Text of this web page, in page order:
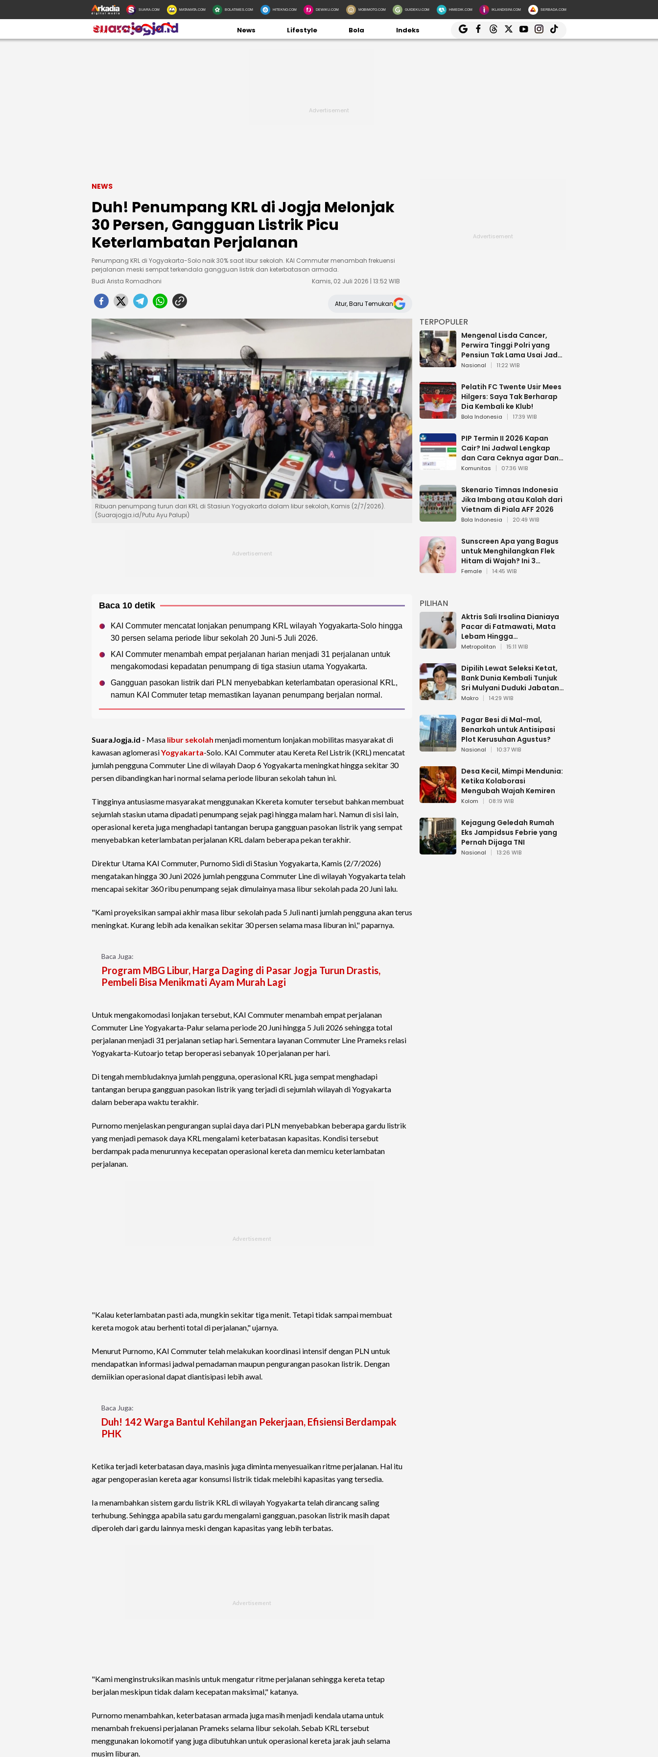
SUARA.COM MATAMATA.COM BOLATIMES.COM HITEKNO.COM DEWIKU.COM MOBIMOTO.COM GUIDEKU.COM HIMEDIK.COM IKLANDISINI.COM SERBADA.COM
News Lifestyle Bola Indeks
NEWS
Duh! Penumpang KRL di Jogja Melonjak
30 Persen, Gangguan Listrik Picu
Keterlambatan Perjalanan
Penumpang KRL di Yogyakarta-Solo naik 30% saat libur sekolah. KAI Commuter menambah frekuensi
perjalanan meski sempat terkendala gangguan listrik dan keterbatasan armada.
Budi Arista Romadhoni
Kamis, 02 Juli 2026 | 13:52 WIB
Atur, Baru Temukan
Ribuan penumpang turun dari KRL di Stasiun Yogyakarta dalam libur sekolah, Kamis (2/7/2026).
(Suarajogja.id/Putu Ayu Palupi)
Baca 10 detik
KAI Commuter mencatat lonjakan penumpang KRL wilayah Yogyakarta-Solo hingga
30 persen selama periode libur sekolah 20 Juni-5 Juli 2026.
KAI Commuter menambah empat perjalanan harian menjadi 31 perjalanan untuk
mengakomodasi kepadatan penumpang di tiga stasiun utama Yogyakarta.
Gangguan pasokan listrik dari PLN menyebabkan keterlambatan operasional KRL,
namun KAI Commuter tetap memastikan layanan penumpang berjalan normal.
SuaraJogja.id - Masa libur sekolah menjadi momentum lonjakan mobilitas masyarakat di
kawasan aglomerasiYogyakarta-Solo. KAI Commuter atau Kereta Rel Listrik (KRL) mencatat
jumlah pengguna Commuter Line di wilayah Daop 6 Yogyakarta meningkat hingga sekitar 30
persen dibandingkan hari normal selama periode liburan sekolah tahun ini.
Tingginya antusiasme masyarakat menggunakan Kkereta komuter tersebut bahkan membuat
sejumlah stasiun utama dipadati penumpang sejak pagi hingga malam hari. Namun di sisi lain,
operasional kereta juga menghadapi tantangan berupa gangguan pasokan listrik yang sempat
menyebabkan keterlambatan perjalanan KRL dalam beberapa pekan terakhir.
Direktur Utama KAI Commuter, Purnomo Sidi di Stasiun Yogyakarta, Kamis (2/7/2026)
mengatakan hingga 30 Juni 2026 jumlah pengguna Commuter Line di wilayah Yogyakarta telah
mencapai sekitar 360 ribu penumpang sejak dimulainya masa libur sekolah pada 20 Juni lalu.
"Kami proyeksikan sampai akhir masa libur sekolah pada 5 Juli nanti jumlah pengguna akan terus
meningkat. Kurang lebih ada kenaikan sekitar 30 persen selama masa liburan ini," paparnya.
Baca Juga:
Program MBG Libur, Harga Daging di Pasar Jogja Turun Drastis,
Pembeli Bisa Menikmati Ayam Murah Lagi
Untuk mengakomodasi lonjakan tersebut, KAI Commuter menambah empat perjalanan
Commuter Line Yogyakarta-Palur selama periode 20 Juni hingga 5 Juli 2026 sehingga total
perjalanan menjadi 31 perjalanan setiap hari. Sementara layanan Commuter Line Prameks relasi
Yogyakarta-Kutoarjo tetap beroperasi sebanyak 10 perjalanan per hari.
Di tengah membludaknya jumlah pengguna, operasional KRL juga sempat menghadapi
tantangan berupa gangguan pasokan listrik yang terjadi di sejumlah wilayah di Yogyakarta
dalam beberapa waktu terakhir.
Purnomo menjelaskan pengurangan suplai daya dari PLN menyebabkan beberapa gardu listrik
yang menjadi pemasok daya KRL mengalami keterbatasan kapasitas. Kondisi tersebut
berdampak pada menurunnya kecepatan operasional kereta dan memicu keterlambatan
perjalanan.
"Kalau keterlambatan pasti ada, mungkin sekitar tiga menit. Tetapi tidak sampai membuat
kereta mogok atau berhenti total di perjalanan," ujarnya.
Menurut Purnomo, KAI Commuter telah melakukan koordinasi intensif dengan PLN untuk
mendapatkan informasi jadwal pemadaman maupun pengurangan pasokan listrik. Dengan
demiikian operasional dapat diantisipasi lebih awal.
Baca Juga:
Duh! 142 Warga Bantul Kehilangan Pekerjaan, Efisiensi Berdampak
PHK
Ketika terjadi keterbatasan daya, masinis juga diminta menyesuaikan ritme perjalanan. Hal itu
agar pengoperasian kereta agar konsumsi listrik tidak melebihi kapasitas yang tersedia.
Ia menambahkan sistem gardu listrik KRL di wilayah Yogyakarta telah dirancang saling
terhubung. Sehingga apabila satu gardu mengalami gangguan, pasokan listrik masih dapat
diperoleh dari gardu lainnya meski dengan kapasitas yang lebih terbatas.
"Kami menginstruksikan masinis untuk mengatur ritme perjalanan sehingga kereta tetap
berjalan meskipun tidak dalam kecepatan maksimal," katanya.
Purnomo menambahkan, keterbatasan armada juga masih menjadi kendala utama untuk
menambah frekuensi perjalanan Prameks selama libur sekolah. Sebab KRL tersebut
menggunakan lokomotif yang juga dibutuhkan untuk operasional kereta jarak jauh selama
musim liburan.
TERPOPULER
Mengenal Lisda Cancer,
Perwira Tinggi Polri yang
Pensiun Tak Lama Usai Jadi
Brigjen
Nasional 11:22 WIB
Pelatih FC Twente Usir Mees
Hilgers: Saya Tak Berharap
Dia Kembali ke Klub!
Bola Indonesia 17:39 WIB
PIP Termin II 2026 Kapan
Cair? Ini Jadwal Lengkap
dan Cara Ceknya agar Dana
Tidak Hangus!
Komunitas 07:36 WIB
Skenario Timnas Indonesia
Jika Imbang atau Kalah dari
Vietnam di Piala AFF 2026
Bola Indonesia 20:49 WIB
Sunscreen Apa yang Bagus
untuk Menghilangkan Flek
Hitam di Wajah? Ini 3
Rekomendasi sesuai Review
Female 14:45 WIB
PILIHAN
Aktris Sali Irsalina Dianiaya
Pacar di Fatmawati, Mata
Lebam Hingga
Diselamatkan Polantas
Metropolitan 15:11 WIB
Dipilih Lewat Seleksi Ketat,
Bank Dunia Kembali Tunjuk
Sri Mulyani Duduki Jabatan
Strategis
Makro 14:29 WIB
Pagar Besi di Mal-mal,
Benarkah untuk Antisipasi
Plot Kerusuhan Agustus?
Nasional 10:37 WIB
Desa Kecil, Mimpi Mendunia:
Ketika Kolaborasi
Mengubah Wajah Kemiren
Kolom 08:19 WIB
Kejagung Geledah Rumah
Eks Jampidsus Febrie yang
Pernah Dijaga TNI
Nasional 13:26 WIB